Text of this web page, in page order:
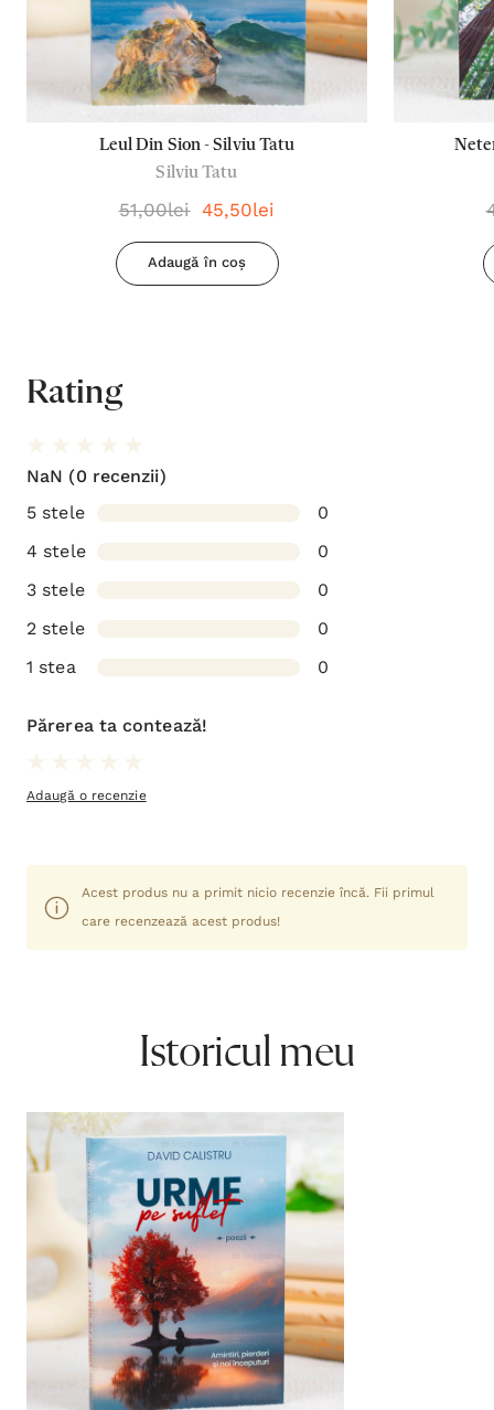
Leul Din Sion - Silviu Tatu
Silviu Tatu
51,00lei 45,50lei
Adaugă în coș
Rating
NaN (0 recenzii)
5 stele
0
4 stele
0
3 stele
0
2 stele
0
1 stea
0
Părerea ta contează!
Adaugă o recenzie
Acest produs nu a primit nicio recenzie încă. Fii primul
care recenzează acest produs!
Istoricul meu